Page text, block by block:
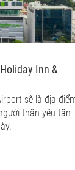
Inn &
sẽ là địa
thân yêu tận